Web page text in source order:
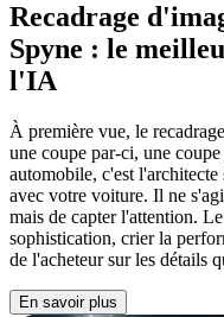
Recadrage
Spyne : le
l'IA
À première vue, le
une coupe par-ci, une
automobile, c'est
avec votre voiture. Il ne
mais de capter l'attention.
sophistication, crier la
de l'acheteur sur les détails
En savoir plus